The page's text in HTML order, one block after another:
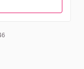
jälkeen järjestettäviä